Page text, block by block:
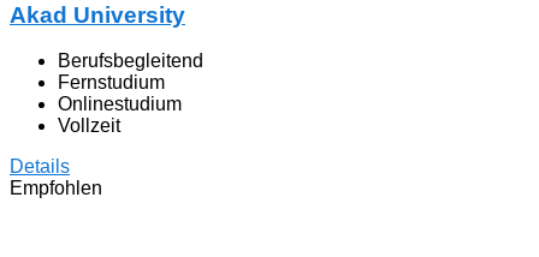
Akad University
Berufsbegleitend
Fernstudium
Onlinestudium
Vollzeit
Details
Empfohlen